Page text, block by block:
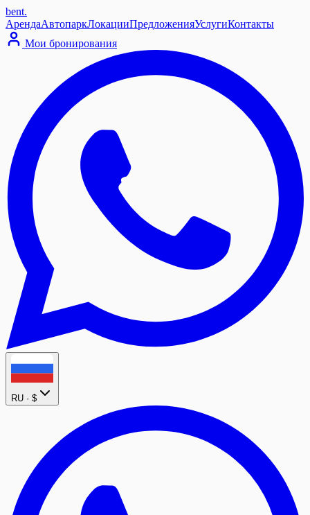
bent.
АрендаАвтопаркЛокацииПредложенияУслугиКонтакты
Мои бронирования
RU · $